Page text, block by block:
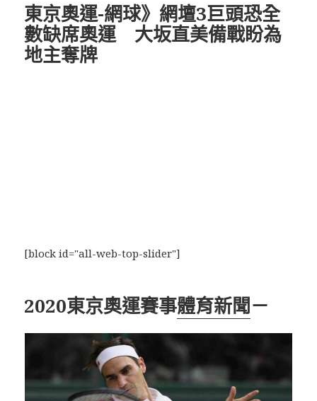
東京奧運-網球》網壇3巨頭恐全
數缺席奧運 大坂直美備戰盼為
地主奪牌
[block id="all-web-top-slider"]
2020東京奧運賽事體育新聞－